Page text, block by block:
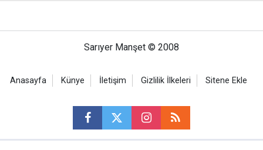
Sarıyer Manşet © 2008
Anasayfa Künye İletişim Gizlilik İlkeleri Sitene Ekle